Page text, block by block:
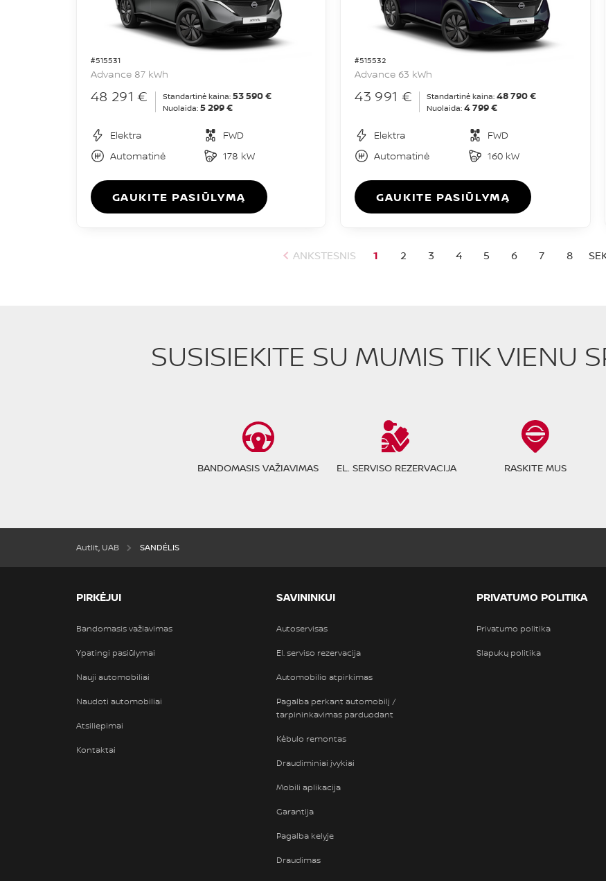
#515531
Advance 87 kWh
48 291 € Standartinė kaina: 53 590 €
Nuolaida: 5 299 €
Elektra
FWD
Automatinė
178 kW
GAUKITE PASIŪLYMĄ
#515532
Advance 63 kWh
43 991 € Standartinė kaina: 48 790 €
Nuolaida: 4 799 €
Elektra
FWD
Automatinė
160 kW
GAUKITE PASIŪLYMĄ
ANKSTESNIS 1 2 3 4 5 6 7 8
SUSISIEKITE SU MUMIS TIK VIENU
BANDOMASIS VAŽIAVIMAS EL. SERVISO REZERVACIJA RASKITE MUS
Autlit, UAB SANDĖLIS
PIRKĖJUI
Bandomasis važiavimas
Ypatingi pasiūlymai
Nauji automobiliai
Naudoti automobiliai
Atsiliepimai
Kontaktai
SAVININKUI
Autoservisas
El. serviso rezervacija
Automobilio atpirkimas
Pagalba perkant automobilį /
tarpininkavimas parduodant
Kėbulo remontas
Draudiminiai įvykiai
Mobili aplikacija
Garantija
Pagalba kelyje
Draudimas
PRIVATUMO POLITIKA
Privatumo politika
Slapukų politika